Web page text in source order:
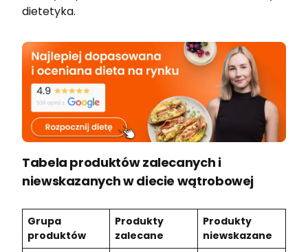
dietetyka.
Tabela produktów zalecanych i
niewskazanych w diecie wątrobowej
Grupa
produktów
Produkty
zalecane
Produkty
niewskazane